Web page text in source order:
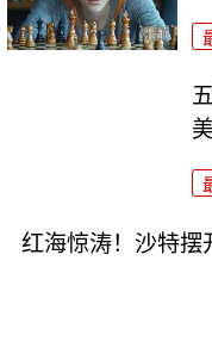
红海惊涛！沙特摆